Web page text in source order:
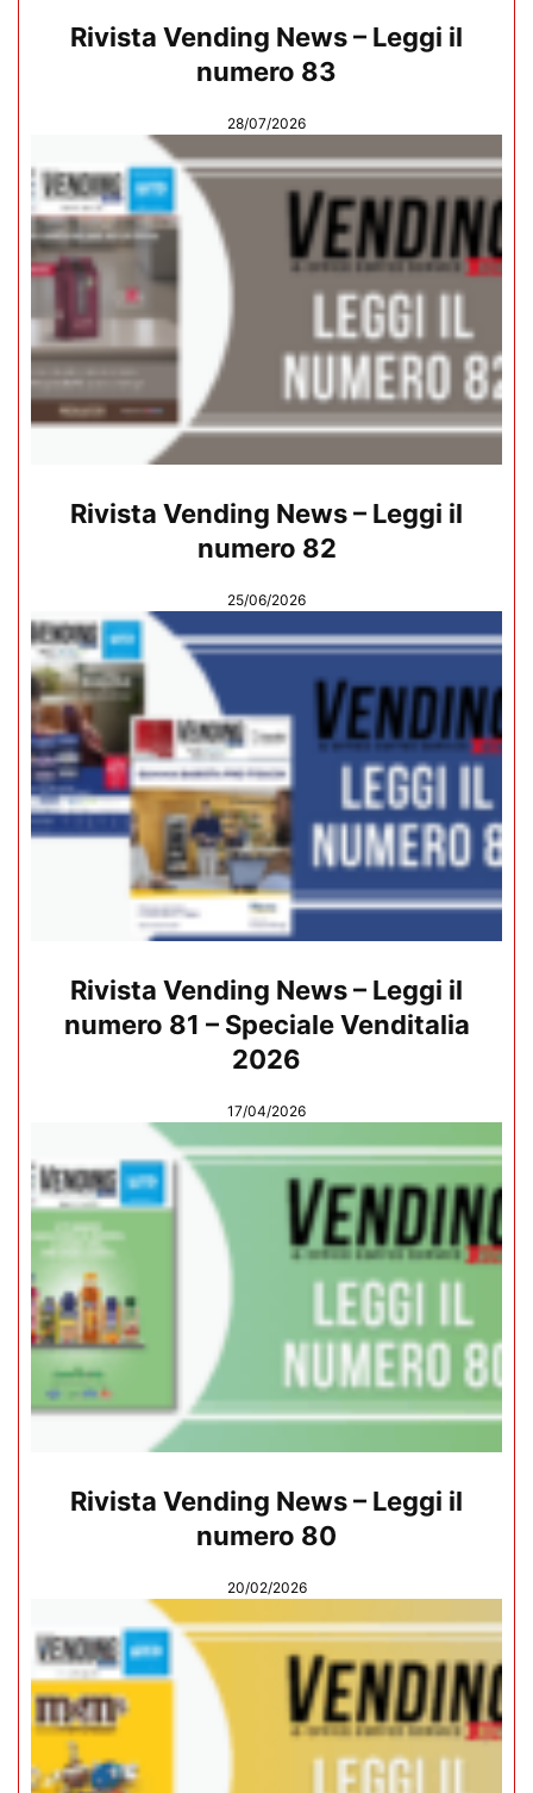
Rivista Vending News – Leggi il
numero 83
28/07/2026
Rivista Vending News – Leggi il
numero 82
25/06/2026
Rivista Vending News – Leggi il
numero 81 – Speciale Venditalia
2026
17/04/2026
Rivista Vending News – Leggi il
numero 80
20/02/2026